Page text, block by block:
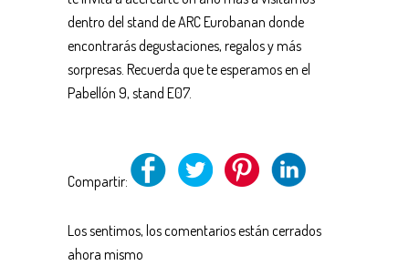
dentro del stand de ARC Eurobanan donde
encontrarás degustaciones, regalos y más
sorpresas. Recuerda que te esperamos en el
Pabellón 9, stand E07.
Compartir:
Los sentimos, los comentarios están cerrados
ahora mismo